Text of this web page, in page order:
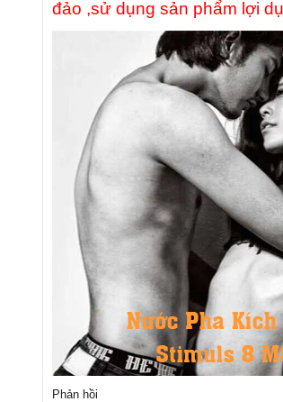
đảo ,sử dụng sản phẩm lợi
Phản hồi